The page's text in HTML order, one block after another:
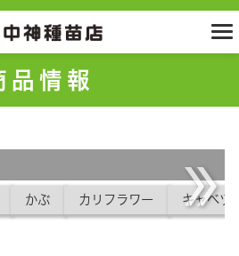
品情報
かぶ カリフラワー キャベツ